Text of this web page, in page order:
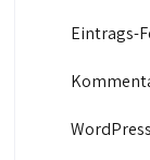
Eintrags-